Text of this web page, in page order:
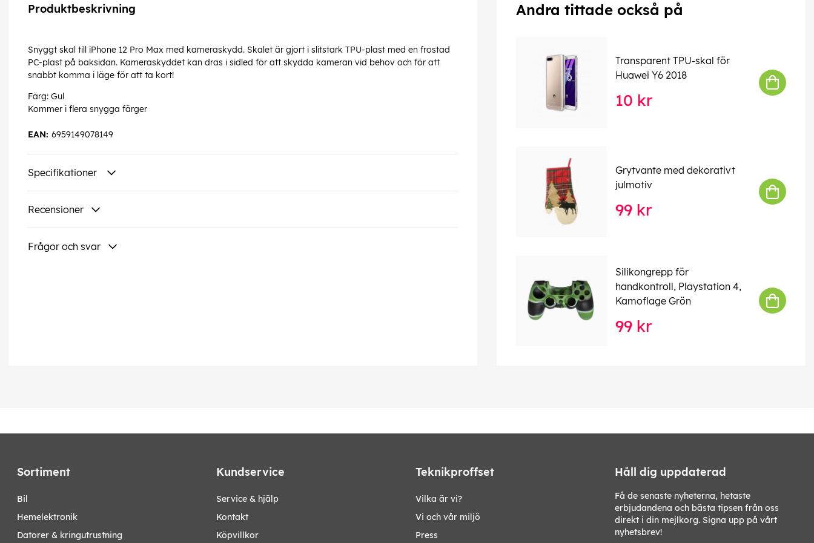
Produktbeskrivning
Snyggt skal till iPhone 12 Pro Max med kameraskydd. Skalet är gjort i slitstark TPU-plast med en frostad
PC-plast på baksidan. Kameraskyddet kan dras i sidled för att skydda kameran vid behov och för att
snabbt komma i läge för att ta kort!
Färg: Gul
Kommer i flera snygga färger
6959149078149
EAN:
Specifikationer
Recensioner
Frågor och svar
Andra tittade också på
Transparent TPU-skal för
Huawei Y6 2018
10 kr
Grytvante med dekorativt
julmotiv
99 kr
Silikongrepp för
handkontroll, Playstation 4,
Kamoflage Grön
99 kr
Sortiment
bil
hemelektronik
datorer & kringutrustning
Kundservice
Service & hjälp
Kontakt
Köpvillkor
Teknikproffset
Vilka är vi?
Vi och vår miljö
Press
Håll dig uppdaterad
Få de senaste nyheterna, hetaste
erbjudandena och bästa tipsen från oss
direkt i din mejlkorg. Signa upp på vårt
nyhetsbrev!